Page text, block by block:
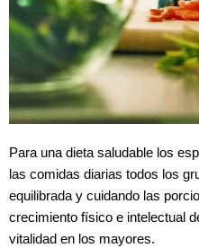
Para una dieta saludable los
las comidas diarias todos los
equilibrada y cuidando las
crecimiento físico e intelectual
vitalidad en los mayores.